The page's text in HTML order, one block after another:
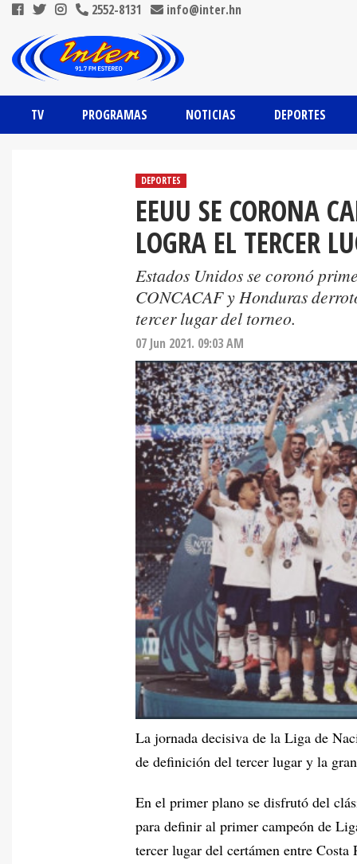
2552-8131 info@inter.hn
TV PROGRAMAS NOTICIAS DEPORTES
DEPORTES
EEUU SE CORONA
LOGRA EL TERCER
Estados Unidos se coronó
CONCACAF y Honduras
tercer lugar del torneo.
07 Jun 2021. 09:03 AM
La jornada decisiva de la Liga de
de definición del tercer lugar y la
En el primer plano se disfrutó del
para definir al primer campeón de
tercer lugar del certámen entre